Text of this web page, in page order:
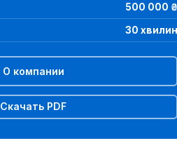
500 000 ₴
30 хвилин
О компании
Скачать PDF